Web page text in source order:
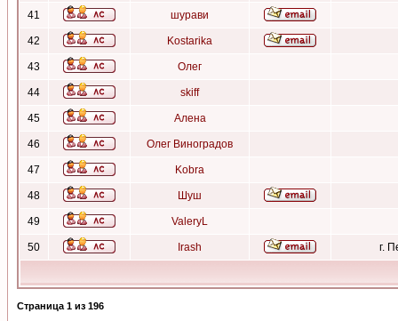
41 шурави
42 Kostarika
43 Олег
44 skiff
45 Алена
46 Олег Виноградов
47 Kobra
48 Шуш
49 ValeryL
50 Irash г.
Страница 1 из 196